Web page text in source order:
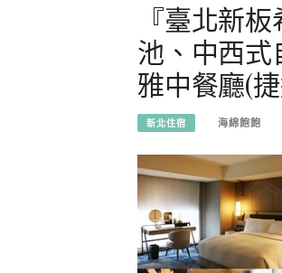
『臺北新
池、中西式
雅中餐廳(
新北住宿 海綿飽飽